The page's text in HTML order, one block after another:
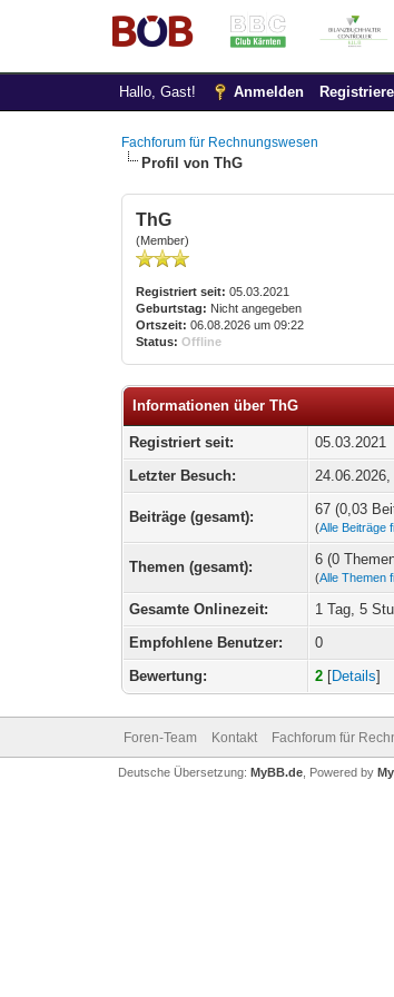
Hallo, Gast! Anmelden
Fachforum für Rechnungswesen
Profil von ThG
ThG
(Member)
Registriert seit: 05.03.2021
Geburtstag: Nicht angegeben
Ortszeit: 06.08.2026 um 09:22
Status: Offline
Informationen über ThG
Registriert seit:
05.03.2021
Letzter Besuch:
Beiträge (gesamt): 67 (0,03
(Alle Beiträge
Themen (gesamt): 6 (0
(Alle Themen
Gesamte Onlinezeit:
1 Tag, 5
Empfohlene Benutzer:
0
Bewertung:
2 [Details]
Foren-Team Kontakt Fachforum für
Deutsche Übersetzung: MyBB.de, Powered by